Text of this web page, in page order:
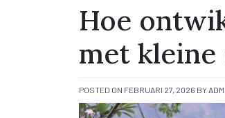
Hoe
met kleine
POSTED ON FEBRUARI 27, 2026 BY